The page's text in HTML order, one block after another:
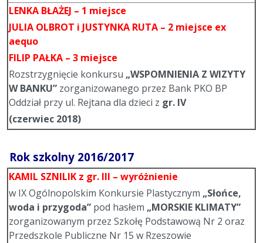
LENKA BŁAŻEJ – 1 miejsce
JULIA OLBROT i JUSTYNKA RUTA – 2 miejsce ex
aequo
FILIP PAŁKA – 3 miejsce
Rozstrzygnięcie konkursu „WSPOMNIENIA Z WIZYTY
W BANKU” zorganizowanego przez Bank PKO BP
Oddział przy ul. Rejtana dla dzieci z gr. IV
(czerwiec 2018)
Rok szkolny 2016/2017
KAMIL SZNILIK z gr. III – wyróżnienie
w IX Ogólnopolskim Konkursie Plastycznym „Słońce,
woda i przygoda” pod hasłem „MORSKIE KLIMATY”
zorganizowanym przez Szkołę Podstawową Nr 2 oraz
Przedszkole Publiczne Nr 15 w Rzeszowie